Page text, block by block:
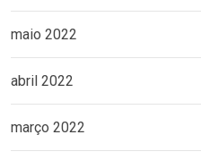
maio 2022
abril 2022
março 2022